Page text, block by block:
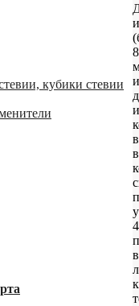
кубики стевии
8
в